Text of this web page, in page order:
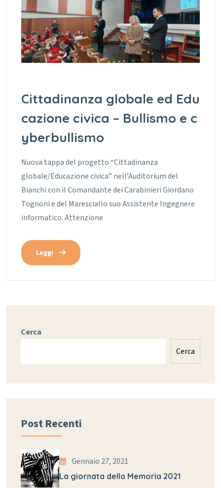
Cittadinanza globale ed Edu
cazione civica – Bullismo e c
yberbullismo
Nuova tappa del progetto “Cittadinanza
globale/Educazione civica” nell’Auditorium del
Bianchi con il Comandante dei Carabinieri Giordano
Tognoni e del Maresciallo suo Assistente Ingegnere
informatico. Attenzione
Leggi
Cerca
Cerca
Post Recenti
Gennaio 27, 2021
La giornata della Memoria 2021